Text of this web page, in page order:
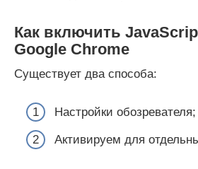
Как включить
Google Chrome
Существует два способа:
Настройки обозревателя;
Активируем для